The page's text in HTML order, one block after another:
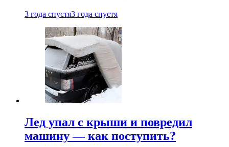
3 года спустя3 года спустя
Лед упал с крыши и повредил
машину — как поступить?